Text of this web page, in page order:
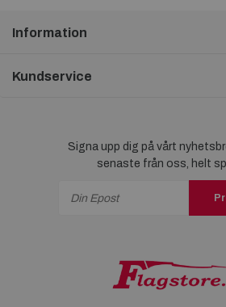
Information
Kundservice
Signa upp dig på vårt
senaste från oss, helt